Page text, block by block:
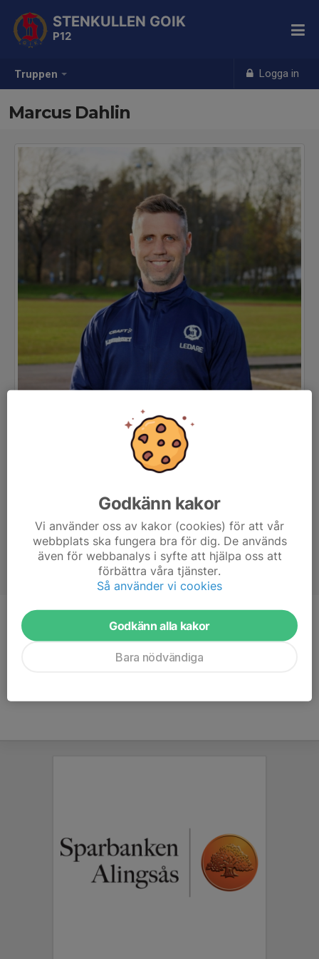
Truppen Logga in
STENKULLEN GOIK
P12
Marcus Dahlin
Titel
Huvudtränare, Kontaktperson
Ålder
44 år
Godkänn kakor
Vi använder oss av kakor (cookies) för att vår
webbplats ska fungera bra för dig. De används
även för webbanalys i syfte att hjälpa oss att
förbättra våra tjänster.
Så använder vi cookies
Godkänn alla kakor
Bara nödvändiga